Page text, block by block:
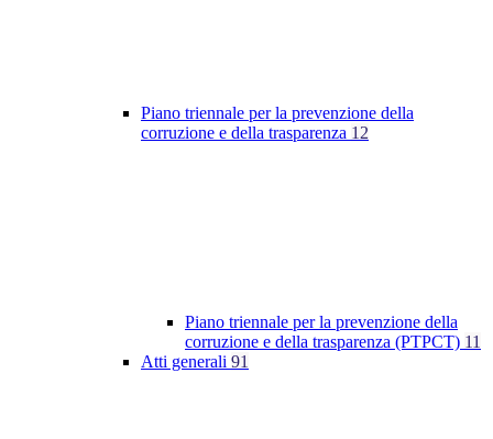
Piano triennale per la prevenzione della
corruzione e della trasparenza 12
Piano triennale per la prevenzione della
corruzione e della trasparenza (PTPCT) 11
Atti generali 91